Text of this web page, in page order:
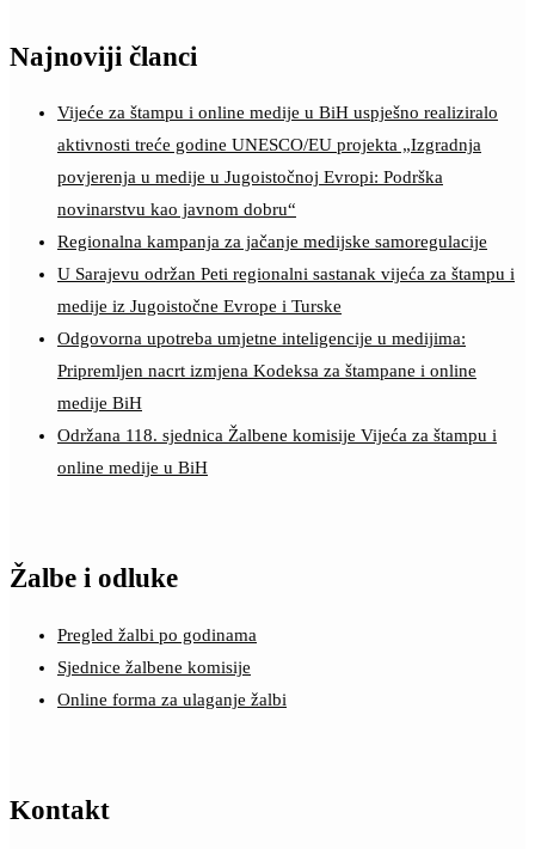
Najnoviji članci
Vijeće za štampu i online medije u BiH uspješno realiziralo
aktivnosti treće godine UNESCO/EU projekta „Izgradnja
povjerenja u medije u Jugoistočnoj Evropi: Podrška
novinarstvu kao javnom dobru“
Regionalna kampanja za jačanje medijske samoregulacije
U Sarajevu održan Peti regionalni sastanak vijeća za štampu i
medije iz Jugoistočne Evrope i Turske
Odgovorna upotreba umjetne inteligencije u medijima:
Pripremljen nacrt izmjena Kodeksa za štampane i online
medije BiH
Održana 118. sjednica Žalbene komisije Vijeća za štampu i
online medije u BiH
Žalbe i odluke
Pregled žalbi po godinama
Sjednice žalbene komisije
Online forma za ulaganje žalbi
Kontakt